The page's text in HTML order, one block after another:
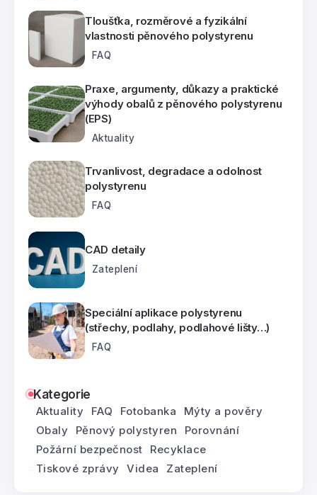
Tloušťka, rozměrové a fyzikální
vlastnosti pěnového polystyrenu
FAQ
Praxe, argumenty, důkazy a praktické
výhody obalů z pěnového polystyrenu
(EPS)
Aktuality
Trvanlivost, degradace a odolnost
polystyrenu
FAQ
CAD detaily
Zateplení
Speciální aplikace polystyrenu
(střechy, podlahy, podlahové lišty…)
FAQ
Kategorie
Aktuality FAQ Fotobanka
Mýty a pověry
Obaly
Pěnový polystyren
Porovnání
Požární bezpečnost
Recyklace
Tiskové zprávy
Videa Zateplení